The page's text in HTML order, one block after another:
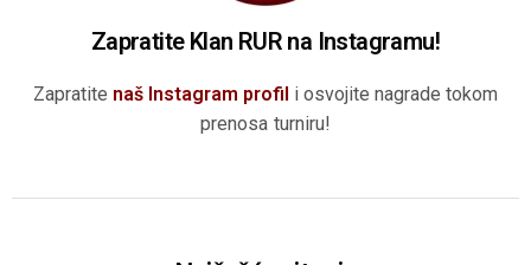
Zapratite Klan RUR na Instagramu!
Zapratite naš Instagram profil i osvojite nagrade tokom
prenosa turniru!